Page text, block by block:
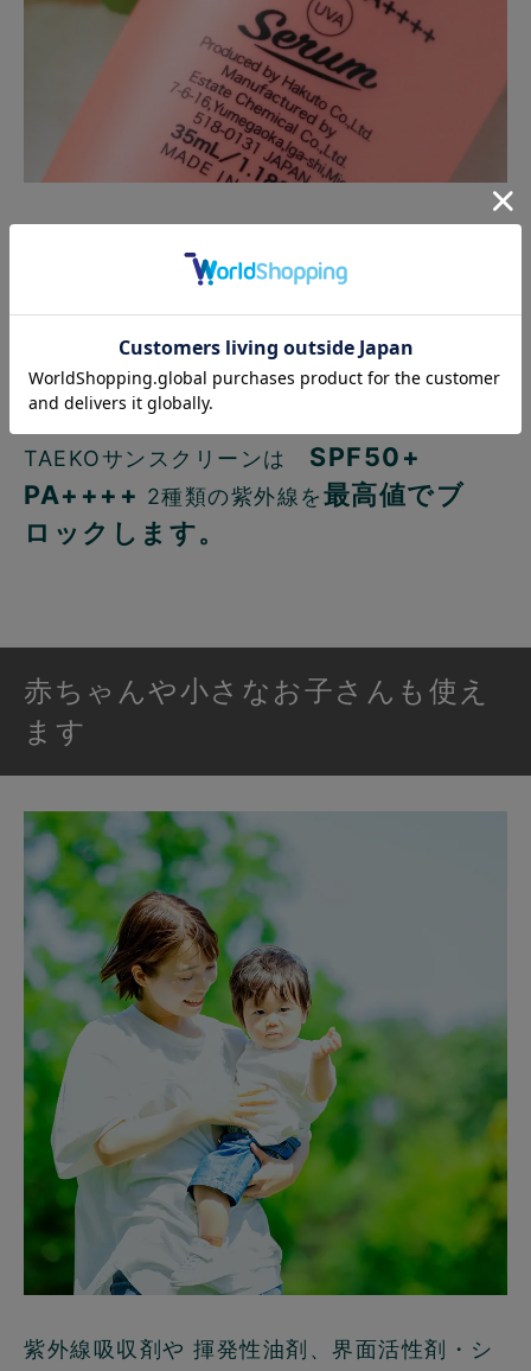
SPF。最高値は50。
シミやシワにつながる紫外線A波(UVA)の効果
の度合いは「+」で表示され、+の数が多いほ
ど効果が高くなります。
TAEKOサンスクリーンは SPF50+
PA++++ 2種類の紫外線を最高値でブ
ロックします。
赤ちゃんや小さなお子さんも使え
ます
紫外線吸収剤や 揮発性油剤、界面活性剤・シ